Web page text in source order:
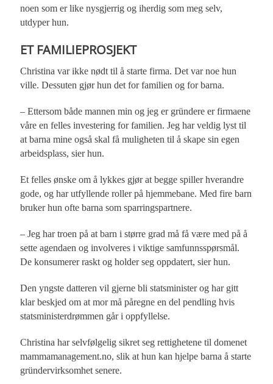
noen som er like nysgjerrig og iherdig som meg selv,
utdyper hun.
ET FAMILIEPROSJEKT
Christina var ikke nødt til å starte firma. Det var noe hun
ville. Dessuten gjør hun det for familien og for barna.
– Ettersom både mannen min og jeg er gründere er firmaene
våre en felles investering for familien. Jeg har veldig lyst til
at barna mine også skal få muligheten til å skape sin egen
arbeidsplass, sier hun.
Et felles ønske om å lykkes gjør at begge spiller hverandre
gode, og har utfyllende roller på hjemmebane. Med fire barn
bruker hun ofte barna som sparringspartnere.
– Jeg har troen på at barn i større grad må få være med på å
sette agendaen og involveres i viktige samfunnsspørsmål.
De konsumerer raskt og holder seg oppdatert, sier hun.
Den yngste datteren vil gjerne bli statsminister og har gitt
klar beskjed om at mor må påregne en del pendling hvis
statsministerdrømmen går i oppfyllelse.
Christina har selvfølgelig sikret seg rettighetene til domenet
mammamanagement.no, slik at hun kan hjelpe barna å starte
gründervirksomhet senere.